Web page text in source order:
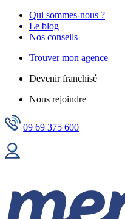
Qui sommes-nous ?
Le blog
Nos conseils
Trouver mon agence
Devenir franchisé
Nous rejoindre
09 69 375 600